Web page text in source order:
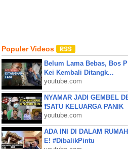
Populer Videos
Belum Lama Bebas, Bos
Kei Kembali Ditangk...
youtube.com
NYAMAR JADI GEMBEL
❗SATU KELUARGA PANIK
youtube.com
ADA INI DI DALAM
E! #DibalikPintu